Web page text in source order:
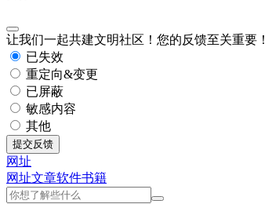
让我们一起共建文明社区！您的反馈至关重要！
已失效
重定向&变更
已屏蔽
敏感内容
其他
提交反馈
网址
网址文章软件书籍